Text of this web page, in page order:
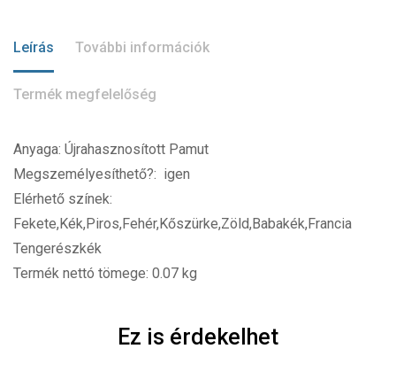
Leírás További információk
Termék megfelelőség
Anyaga: Újrahasznosított Pamut
Megszemélyesíthető?: igen
Elérhető színek:
Fekete,Kék,Piros,Fehér,Kőszürke,Zöld,Babakék,Francia
Tengerészkék
Termék nettó tömege: 0.07 kg
Ez is érdekelhet